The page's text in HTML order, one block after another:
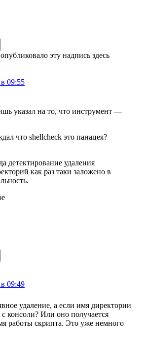
эту надпись здесь
09:55
указал на то, что инструмент —
что shellcheck это панацея?
детектирование удаления
как раз таки заложено в
09:49
удаление, а если имя директории
с консоли? Или оно получается
работы скрипта. Это уже немного